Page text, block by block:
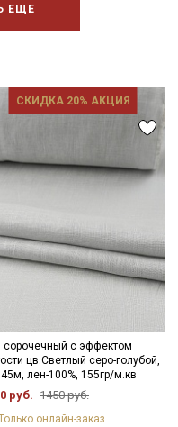
ЕЩЕ
СКИДКА 20% АКЦИЯ
сорочечный с эффектом
цв.Светлый серо-голубой,
лен-100%, 155гр/м.кв
руб. 1450 руб.
онлайн-заказ